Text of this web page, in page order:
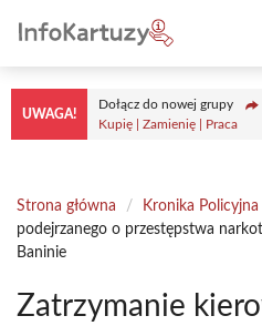
treści
UWAGA!
Dołącz do nowej grupy
Kupię | Zamienię | Praca
Strona główna / Kronika Policyjna
podejrzanego o przestępstwa
Baninie
Zatrzymanie